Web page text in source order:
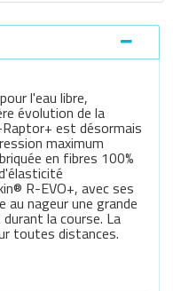
l'eau libre,
évolution de la
est désormais
maximum
en fibres 100%
R-EVO+, avec ses
nageur une grande
la course. La
toutes distances.